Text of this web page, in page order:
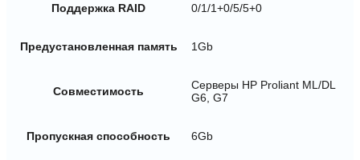
Поддержка RAID 0/1/1+0/5/5+0
Предустановленная память 1Gb
Совместимость
Серверы HP Proliant ML/DL
G6, G7
Пропускная способность 6Gb